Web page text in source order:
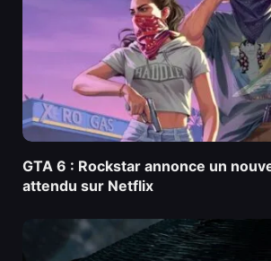
GTA 6 : Rockstar annonce un
attendu sur Netflix